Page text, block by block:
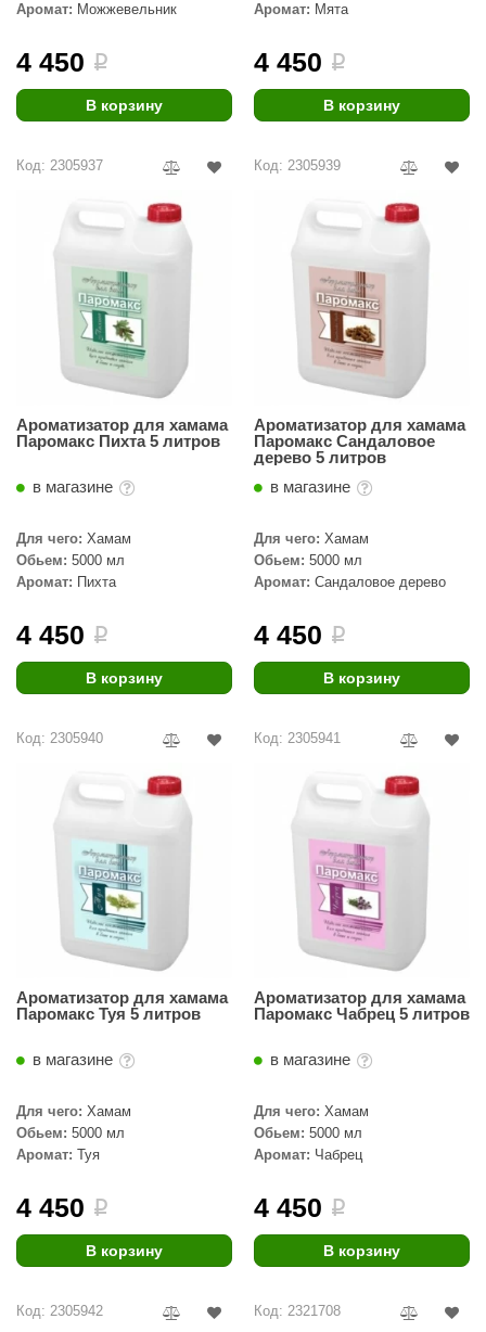
Термо
тепла
камень
камень
ecology
2000
KERN
Аромат: Можжевельник
4 450 i
В корзину
Аромат: Мята
4 450 i
В корзину
Код: 2305937
Ароматизатор для хамама
Паромакс Пихта 5 литров
в магазине
Для чего: Хамам
Обьем: 5000 мл
Аромат: Пихта
4 450 i
В корзину
Код: 2305939
Ароматизатор для хамама
Паромакс Сандаловое
дерево 5 литров
в магазине
Для чего: Хамам
Обьем: 5000 мл
Аромат: Сандаловое дерево
4 450 i
В корзину
Код: 2305940
Ароматизатор для хамама
Паромакс Туя 5 литров
в магазине
Для чего: Хамам
Обьем: 5000 мл
Аромат: Туя
4 450 i
В корзину
Код: 2305941
Ароматизатор для хамама
Паромакс Чабрец 5 литров
в магазине
Для чего: Хамам
Обьем: 5000 мл
Аромат: Чабрец
4 450 i
В корзину
Код: 2305942 Код: 2321708